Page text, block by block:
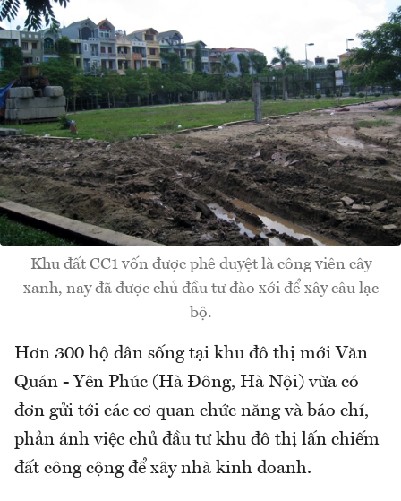
Khu đất CC1 vốn được phê duyệt là công viên cây
xanh, nay đã được chủ đầu tư đào xới để xây câu lạc
bộ.
Hơn 300 hộ dân sống tại khu đô thị mới Văn
Quán - Yên Phúc (Hà Đông, Hà Nội) vừa có
đơn gửi tới các cơ quan chức năng và báo chí,
phản ánh việc chủ đầu tư khu đô thị lấn chiếm
đất công cộng để xây nhà kinh doanh.